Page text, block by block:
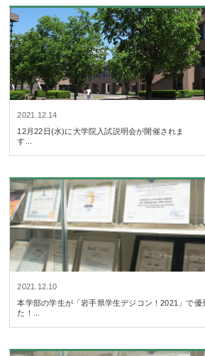
2021.12.14
12月22日(水)に大学院入試説明会が開催されま
す
2021.12.10
本学部の学生が「岩手県学生デジコン！2021」で優
た！...